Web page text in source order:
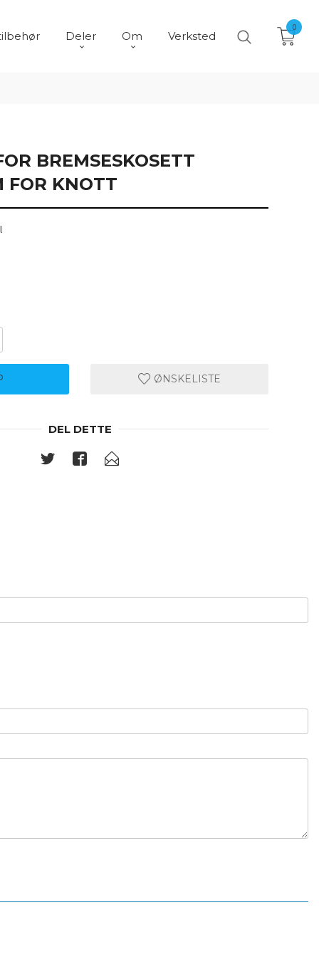
Deler Om Verksted
0
BREMSESKOSETT
KNOTT
ØNSKELISTE
DEL DETTE